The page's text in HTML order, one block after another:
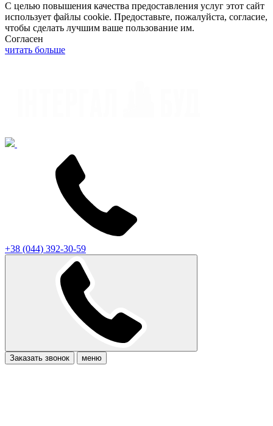
С целью повышения качества предоставления услуг этот сайт
использует файлы cookie. Предоставьте, пожалуйста, согласие,
чтобы сделать лучшим ваше пользование им.
Согласен
читать больше
+38 (044) 392-30-59
Заказать звонок меню